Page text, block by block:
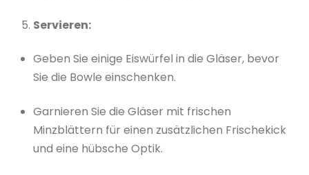
Servieren:
Geben Sie einige Eiswürfel in die Gläser, bevor
Sie die Bowle einschenken.
Garnieren Sie die Gläser mit frischen
Minzblättern für einen zusätzlichen Frischekick
und eine hübsche Optik.